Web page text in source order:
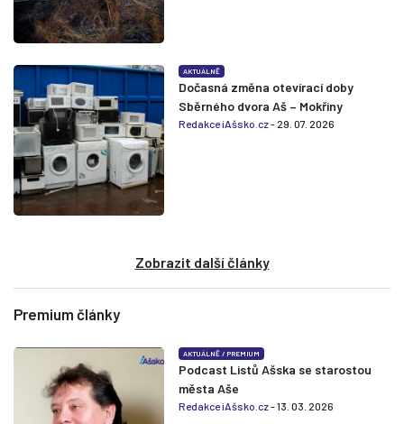
AKTUÁLNĚ
Dočasná změna otevírací doby
Sběrného dvora Aš – Mokřiny
Redakce iAšsko.cz- 29. 07. 2026
Zobrazit další články
Premium články
AKTUÁLNĚ /PREMIUM
Podcast Listů Ašska se starostou
města Aše
Redakce iAšsko.cz- 13. 03. 2026